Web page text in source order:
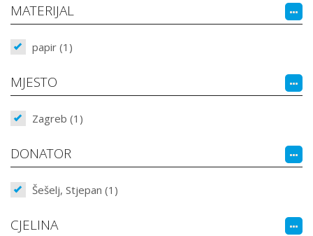
MATERIJAL
papir (1)
MJESTO
Zagreb (1)
DONATOR
Šešelj, Stjepan (1)
CJELINA